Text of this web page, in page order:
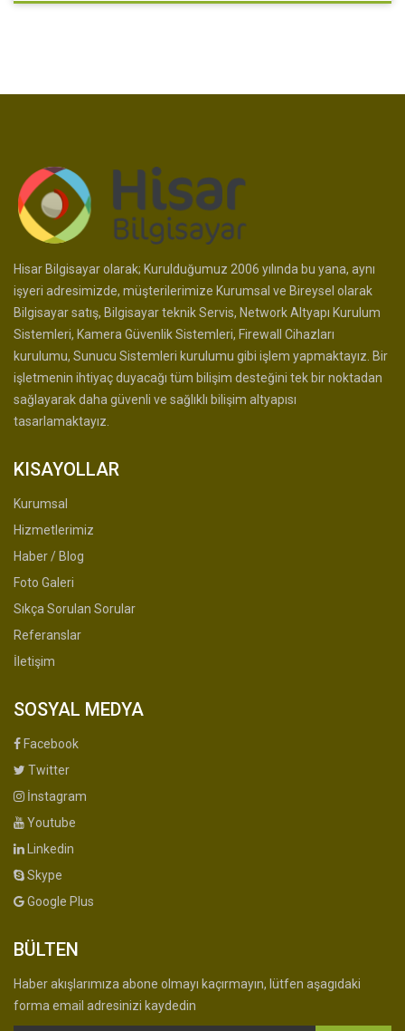
Hisar Bilgisayar olarak; Kurulduğumuz 2006 yılında bu yana, aynı
işyeri adresimizde, müşterilerimize Kurumsal ve Bireysel olarak
Bilgisayar satış, Bilgisayar teknik Servis, Network Altyapı Kurulum
Sistemleri, Kamera Güvenlik Sistemleri, Firewall Cihazları
kurulumu, Sunucu Sistemleri kurulumu gibi işlem yapmaktayız. Bir
işletmenin ihtiyaç duyacağı tüm bilişim desteğini tek bir noktadan
sağlayarak daha güvenli ve sağlıklı bilişim altyapısı
tasarlamaktayız.
KISAYOLLAR
Kurumsal
Hizmetlerimiz
Haber / Blog
Foto Galeri
Sıkça Sorulan Sorular
Referanslar
İletişim
SOSYAL MEDYA
Facebook
Twitter
İnstagram
Youtube
Linkedin
Skype
Google Plus
BÜLTEN
Haber akışlarımıza abone olmayı kaçırmayın, lütfen aşagıdaki
forma email adresinizi kaydedin